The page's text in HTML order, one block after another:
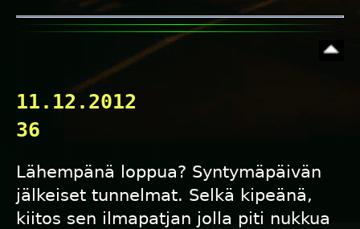
11.12.2012
36
Lähempänä loppua? Syntymäpäivän
jälkeiset tunnelmat. Selkä kipeänä,
kiitos sen ilmapatjan jolla piti nukkua